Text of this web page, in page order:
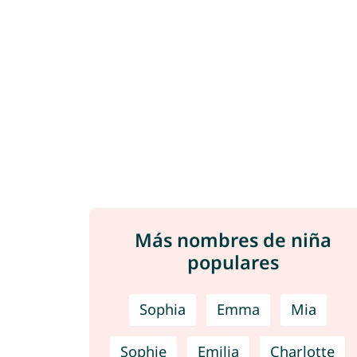
Más nombres de niña
populares
Sophia Emma Mia
Sophie Emilia Charlotte